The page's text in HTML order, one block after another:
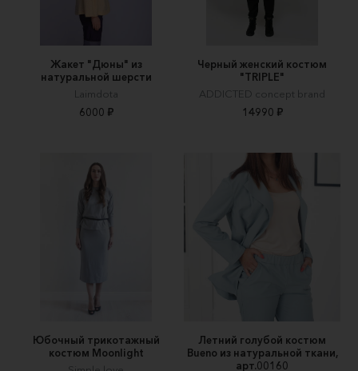
Жакет "Дюны" из
натуральной шерсти
Laimdota
6000 ₽
Черный женский костюм
"TRIPLE"
ADDICTED concept brand
14990 ₽
Юбочный трикотажный
костюм Moonlight
Летний голубой костюм
Bueno из натуральной ткани,
арт.00160